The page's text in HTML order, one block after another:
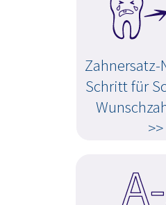
Zahnersatz-
Schritt für
>>